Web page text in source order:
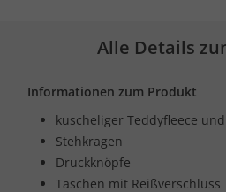
Alle Details
Informationen zum Produkt
kuscheliger Teddyfleece
Stehkragen
Druckknöpfe
Taschen mit Reißverschluss